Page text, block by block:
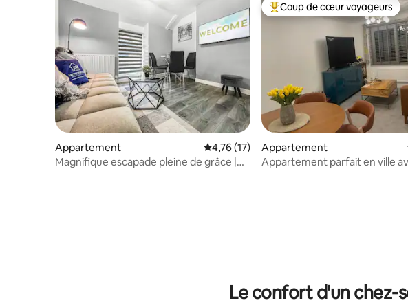
Appartement Évaluation moyenne sur la base de 17
4,76 (17)
Magnifique escapade pleine de grâce |
Coups de cœur voyageurs les
Coup de cœur voyageurs
Appartement
Appartement parfait en ville
Le confort d'un chez-